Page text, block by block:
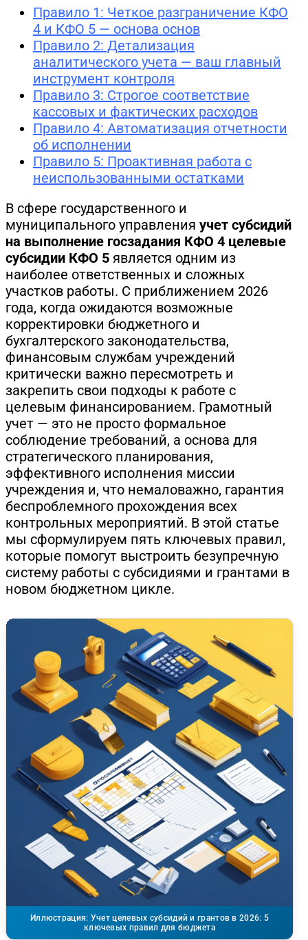
Правило 1: Четкое разграничение КФО
4 и КФО 5 — основа основ
Правило 2: Детализация
аналитического учета — ваш главный
инструмент контроля
Правило 3: Строгое соответствие
кассовых и фактических расходов
Правило 4: Автоматизация отчетности
об исполнении
Правило 5: Проактивная работа с
неиспользованными остатками
В сфере государственного и
муниципального управления учет субсидий
на выполнение госзадания КФО 4 целевые
субсидии КФО 5 является одним из
наиболее ответственных и сложных
участков работы. С приближением 2026
года, когда ожидаются возможные
корректировки бюджетного и
бухгалтерского законодательства,
финансовым службам учреждений
критически важно пересмотреть и
закрепить свои подходы к работе с
целевым финансированием. Грамотный
учет — это не просто формальное
соблюдение требований, а основа для
стратегического планирования,
эффективного исполнения миссии
учреждения и, что немаловажно, гарантия
беспроблемного прохождения всех
контрольных мероприятий. В этой статье
мы сформулируем пять ключевых правил,
которые помогут выстроить безупречную
систему работы с субсидиями и грантами в
новом бюджетном цикле.
Иллюстрация: Учет целевых субсидий и грантов в 2026: 5
ключевых правил для бюджета